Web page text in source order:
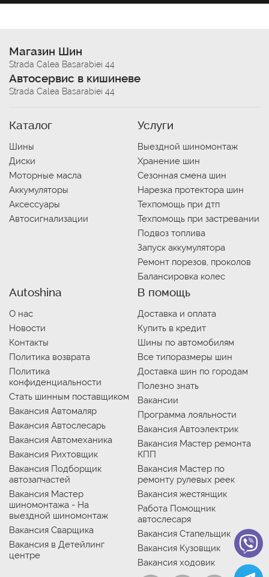
Магазин Шин
Strada Calea Basarabiei 44
Автосервис в кишиневе
Strada Calea Basarabiei 44
Каталог
Шины
Диски
Моторные масла
Аккумуляторы
Аксессуары
Автосигнализации
Услуги
Выездной шиномонтаж
Хранение шин
Сезонная смена шин
Нарезка протектора шин
Техпомощь при дтп
Техпомощь при застревании
Подвоз топлива
Запуск аккумулятора
Ремонт порезов, проколов
Балансировка колес
Autoshina
О нас
Новости
Контакты
Политика возврата
Политика
конфиденциальности
Стать шинным поставщиком
Вакансия Автомаляр
Вакансия Автослесарь
Вакансия Автомеханика
Вакансия Рихтовщик
Вакансия Подборщик
автозапчастей
Вакансия Мастер
шиномонтажа - На
выездной шиномонтаж
Вакансия Сварщика
Вакансия в Детейлинг
центре
В помощь
Доставка и оплата
Купить в кредит
Шины по автомобилям
Все типоразмеры шин
Доставка шин по городам
Полезно знать
Вакансии
Программа лояльности
Вакансия Автоэлектрик
Вакансия Мастер ремонта
КПП
Вакансия Мастер по
ремонту рулевых реек
Вакансия жестянщик
Работа Помощник
автослесаря
Вакансия Стапельщик
Вакансия Кузовщик
Вакансия ходовик